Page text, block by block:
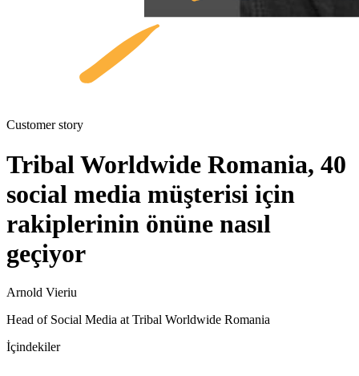
Customer story
Tribal Worldwide Romania, 40
social media müşterisi için
rakiplerinin önüne nasıl
geçiyor
Arnold Vieriu
Head of Social Media at Tribal Worldwide Romania
İçindekiler